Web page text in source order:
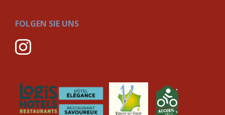
FOLGEN SIE UNS